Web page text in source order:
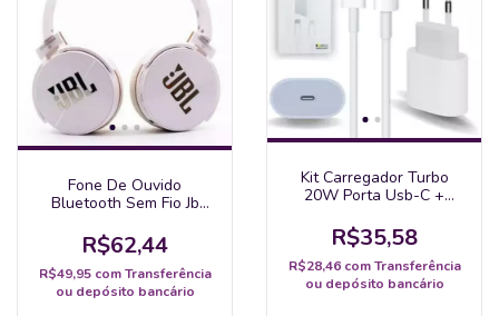
Fone De Ouvido
Bluetooth Sem Fio Jb
Radio Fm Mp3 Cartão
Memória
R$62,44
R$49,95 com Transferência
ou depósito bancário
Kit Carregador Turbo
20W Porta Usb-C +
Lightning Compatível
Com Todos Dispositivos
Iphone X/Xr/Se/1
R$35,58
R$28,46 com Transferência
ou depósito bancário